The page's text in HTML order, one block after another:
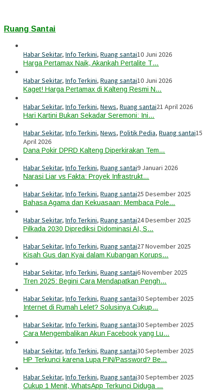
Ruang Santai
Habar Sekitar, Info Terkini, Ruang santai10 Juni 2026
Harga Pertamax Naik, Akankah Pertalite T…
Habar Sekitar, Info Terkini, Ruang santai10 Juni 2026
Kaget! Harga Pertamax di Kalteng Resmi N…
Habar Sekitar, Info Terkini, News, Ruang santai21 April 2026
Hari Kartini Bukan Sekadar Seremoni: Ini…
Habar Sekitar, Info Terkini, News, Politik Pedia, Ruang santai15
April 2026
Dana Pokir DPRD Kalteng Diperkirakan Tem…
Habar Sekitar, Info Terkini, Ruang santai9 Januari 2026
Narasi Liar vs Fakta: Proyek Infrastrukt…
Habar Sekitar, Info Terkini, Ruang santai25 Desember 2025
Bahasa Agama dan Kekuasaan: Membaca Pole…
Habar Sekitar, Info Terkini, Ruang santai24 Desember 2025
Pilkada 2030 Diprediksi Didominasi AI, S…
Habar Sekitar, Info Terkini, Ruang santai27 November 2025
Kisah Gus dan Kyai dalam Kubangan Korups…
Habar Sekitar, Info Terkini, Ruang santai6 November 2025
Tren 2025: Begini Cara Mendapatkan Pengh…
Habar Sekitar, Info Terkini, Ruang santai30 September 2025
Internet di Rumah Lelet? Solusinya Cukup…
Habar Sekitar, Info Terkini, Ruang santai30 September 2025
Cara Mengembalikan Akun Facebook yang Lu…
Habar Sekitar, Info Terkini, Ruang santai30 September 2025
HP Terkunci karena Lupa PIN/Password? Be…
Habar Sekitar, Info Terkini, Ruang santai30 September 2025
Cukup 1 Menit, WhatsApp Terkunci Diduga …